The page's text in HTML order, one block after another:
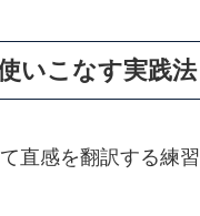
いこなす実践法
直感を翻訳する練習